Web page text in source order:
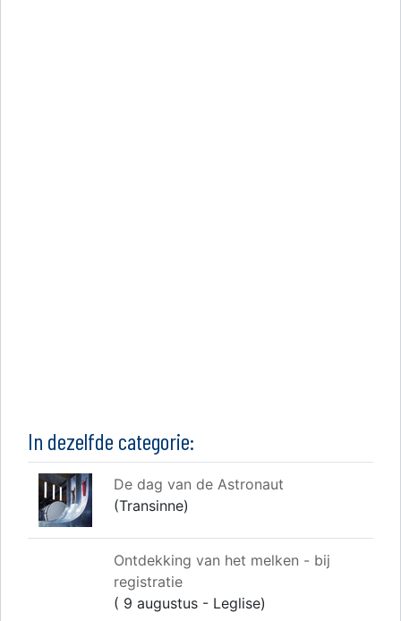
In dezelfde categorie:
De dag van de Astronaut
(Transinne)
Ontdekking van het melken - bij
registratie
( 9 augustus - Leglise)